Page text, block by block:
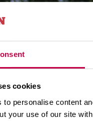
cookies
to personalise content
your use of our site